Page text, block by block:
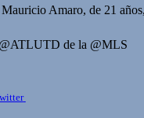
Amaro, de 21
@ATLUTD de la @MLS